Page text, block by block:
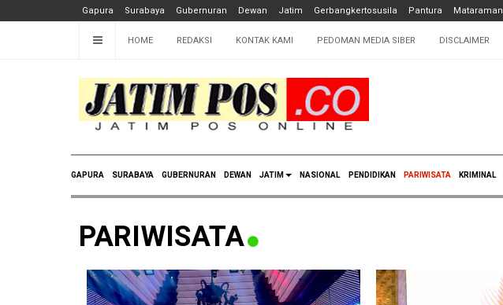
Gapura Surabaya Gubernuran Dewan Jatim Gerbangkertosusila Pantura Mataraman
HOME REDAKSI KONTAK KAMI PEDOMAN MEDIA SIBER DISCLAIMER
GAPURA SURABAYA GUBERNURAN DEWAN JATIM NASIONAL PENDIDIKAN PARIWISATA KRIMINAL
PARIWISATA